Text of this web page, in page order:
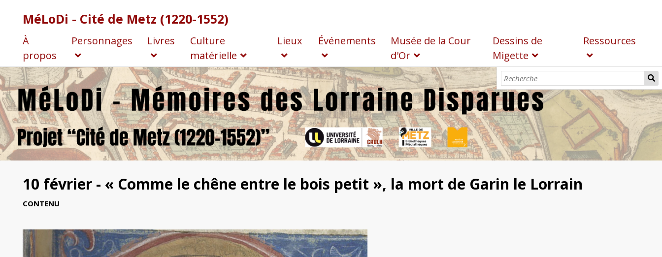
MéLoDi - Cité de Metz (1220-1552)
À
propos
Personnages Livres
Culture
matérielle
Lieux Événements
Musée de la Cour
d'Or
Dessins de
Migette
Ressources
10 février - « Comme le chêne entre le bois petit », la mort de Garin le Lorrain
CONTENU